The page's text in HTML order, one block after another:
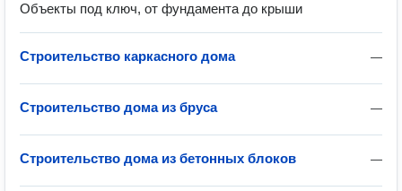
Объекты под ключ, от фундамента до крыши
—
Строительство каркасного дома
—
Строительство дома из бруса
—
Строительство дома из бетонных блоков